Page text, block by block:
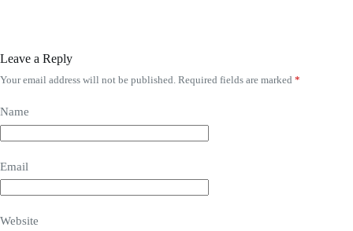
Leave a Reply
Your email address will not be published. Required fields are marked *
Name
Email
Website